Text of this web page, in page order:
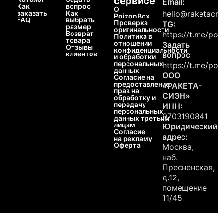
Как
заказать
FAQ
вопрос
Как
выбрать
размер
Возврат
товара
Отзывы
клиентов
О
PoizonBox
Проверка
оригинальности
Политика в
отношении
конфиденциальности
и обработки
персональных
данных
Согласие на
предоставление
прав на
обработку и
передачу
персональных
данных третьим
лицам
Согласие
на рекламу
Оферта
TG:
https://t.me/
Задать
вопрос
https://t.me/
ООО
«РАКЕТА-
СИЭН»
ИНН:
9703190841
Юридический
адрес:
Москва,
наб.
Пресненская,
д.12,
помещение
11/45